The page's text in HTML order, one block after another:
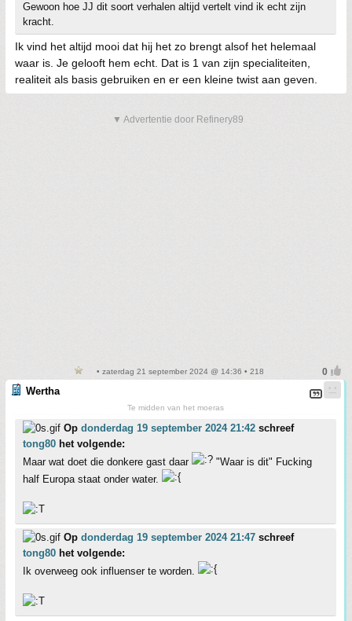
Gewoon hoe JJ dit soort verhalen altijd vertelt vind ik echt zijn
kracht.
Ik vind het altijd mooi dat hij het zo brengt alsof het helemaal
waar is. Je gelooft hem echt. Dat is 1 van zijn specialiteiten,
realiteit als basis gebruiken en er een kleine twist aan geven.
▼ Advertentie door Refinery89
• zaterdag 21 september 2024 @ 14:36 • 218
Wertha
Te midden van het moeras
Op donderdag 19 september 2024 21:42 schreef
tong80 het volgende:
Maar wat doet die donkere gast daar
"Waar is dit" Fucking
half Europa staat onder water.
Op donderdag 19 september 2024 21:47 schreef
tong80 het volgende:
Ik overweeg ook influenser te worden.